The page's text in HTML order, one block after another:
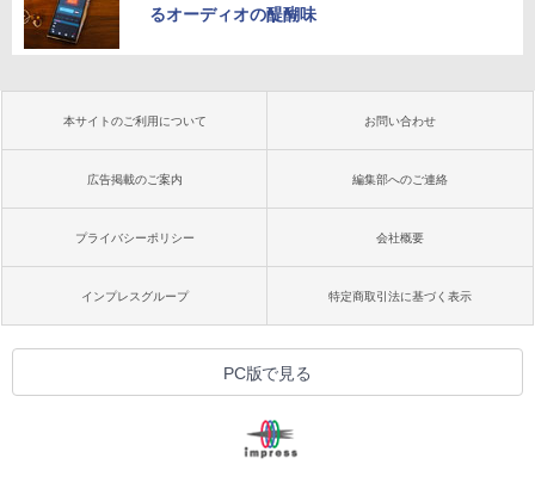
るオーディオの醍醐味
本サイトのご利用について お問い合わせ
広告掲載のご案内 編集部へのご連絡
プライバシーポリシー 会社概要
インプレスグループ 特定商取引法に基づく表示
PC版で見る